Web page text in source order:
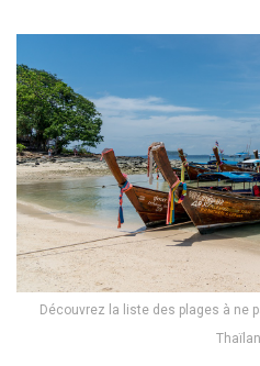
Découvrez la liste des plages à ne